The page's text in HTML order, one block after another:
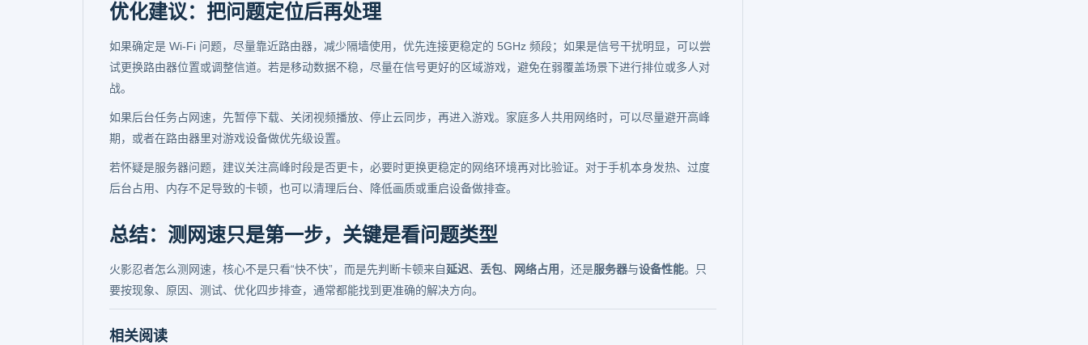
优化建议：把问题定位后再处理
如果确定是 Wi-Fi 问题，尽量靠近路由器，减少隔墙使用，优先连接更稳定的 5GHz 频段；如果是信号干扰明显，可以尝
试更换路由器位置或调整信道。若是移动数据不稳，尽量在信号更好的区域游戏，避免在弱覆盖场景下进行排位或多人对
战。
如果后台任务占网速，先暂停下载、关闭视频播放、停止云同步，再进入游戏。家庭多人共用网络时，可以尽量避开高峰
期，或者在路由器里对游戏设备做优先级设置。
若怀疑是服务器问题，建议关注高峰时段是否更卡，必要时更换更稳定的网络环境再对比验证。对于手机本身发热、过度
后台占用、内存不足导致的卡顿，也可以清理后台、降低画质或重启设备做排查。
总结：测网速只是第一步，关键是看问题类型
火影忍者怎么测网速，核心不是只看“快不快”，而是先判断卡顿来自延迟、 丢包、 网络占用 ，还是服务器与设备性能。只
要按现象、原因、测试、优化四步排查，通常都能找到更准确的解决方向。
相关阅读